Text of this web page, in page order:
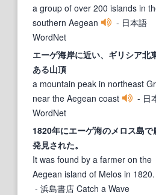
a group of over 200 islands in
southern Aegean
- 日本語
WordNet
エーゲ海岸に近い、ギリシア北
ある山頂
a mountain peak in northeast
near the Aegean coast
- 日
WordNet
1820年にエーゲ海のメロス島で
発見された。
It was found by a farmer on the
Aegean island of Melos in 1820.
- 浜島書店 Catch a Wave